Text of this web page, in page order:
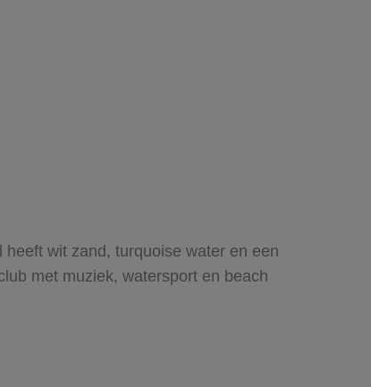
wit zand, turquoise water en een
met muziek, watersport en beach